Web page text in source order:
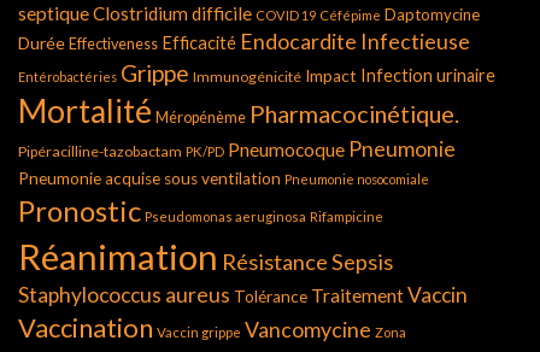
septiqueClostridium difficile COVID 19 Céfépime Daptomycine
Durée Effectiveness Efficacité Endocardite Infectieuse
Entérobactéries Grippe Immunogénicité Impact Infection urinaire
Mortalité Méropénème Pharmacocinétique.
Pipéracilline-tazobactam PK/PD Pneumocoque Pneumonie
Pneumonie acquise sous ventilation Pneumonie nosocomiale
Pronostic Pseudomonas aeruginosa Rifampicine
Réanimation RésistanceSepsis
Staphylococcus aureus Tolérance TraitementVaccin
Vaccination Vaccin grippe Vancomycine Zona